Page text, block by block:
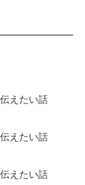
えたい話
えたい話
えたい話